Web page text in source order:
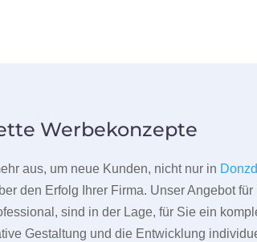
Werbekonzepte
aus, um neue Kunden, nicht nur in
den Erfolg Ihrer Firma. Unser Angebot
sind in der Lage, für Sie ein
Gestaltung und die Entwicklung